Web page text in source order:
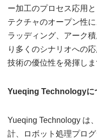
ー加工のプロセス応用
テクチャのオープン性
ラッディング、アーク
り多くのシナリオへの
技術の優位性を発揮しま
Yueqing Technologyに
Yueqing Technology は
計、ロボット処理プロ